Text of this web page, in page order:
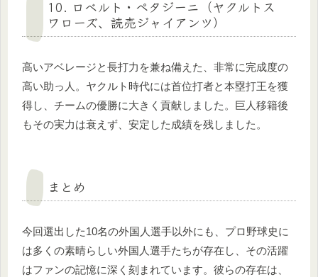
10. ロベルト・ペタジーニ（ヤクルトス
ワローズ、読売ジャイアンツ）
高いアベレージと長打力を兼ね備えた、非常に完成度の
高い助っ人。ヤクルト時代には首位打者と本塁打王を獲
得し、チームの優勝に大きく貢献しました。巨人移籍後
もその実力は衰えず、安定した成績を残しました。
まとめ
今回選出した10名の外国人選手以外にも、プロ野球史に
は多くの素晴らしい外国人選手たちが存在し、その活躍
はファンの記憶に深く刻まれています。彼らの存在は、